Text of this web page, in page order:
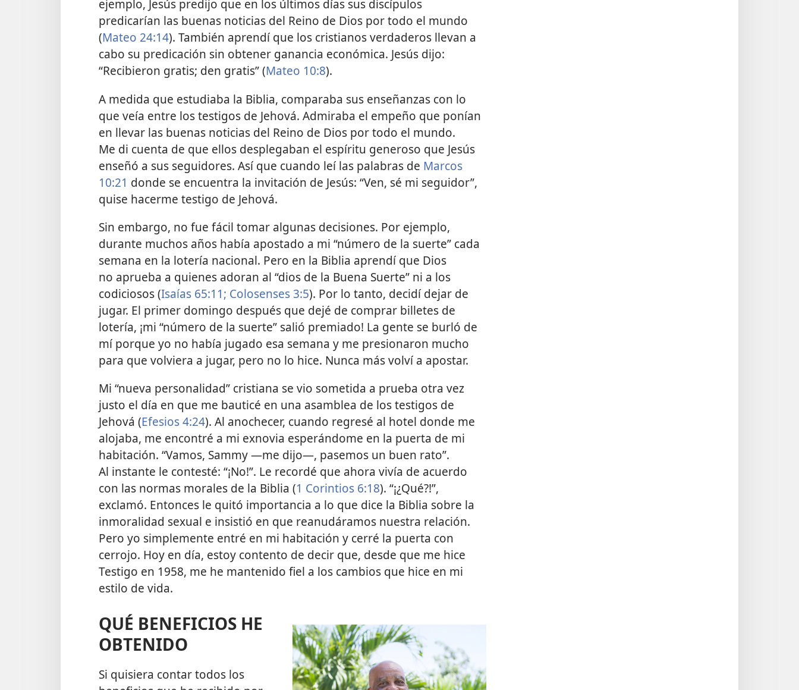
ejemplo, Jesús predijo que en los últimos días sus discípulos
predicarían las buenas noticias del Reino de Dios por todo el mundo
(Mateo 24:14). También aprendí que los cristianos verdaderos llevan a
cabo su predicación sin obtener ganancia económica. Jesús dijo:
“Recibieron gratis; den gratis” (Mateo 10:8).
A medida que estudiaba la Biblia, comparaba sus enseñanzas con lo
que veía entre los testigos de Jehová. Admiraba el empeño que ponían
en llevar las buenas noticias del Reino de Dios por todo el mundo.
Me di cuenta de que ellos desplegaban el espíritu generoso que Jesús
enseñó a sus seguidores. Así que cuando leí las palabras de Marcos
10:21 donde se encuentra la invitación de Jesús: “Ven, sé mi seguidor”,
quise hacerme testigo de Jehová.
Sin embargo, no fue fácil tomar algunas decisiones. Por ejemplo,
durante muchos años había apostado a mi “número de la suerte” cada
semana en la lotería nacional. Pero en la Biblia aprendí que Dios
no aprueba a quienes adoran al “dios de la Buena Suerte” ni a los
codiciosos (Isaías 65:11; Colosenses 3:5). Por lo tanto, decidí dejar de
jugar. El primer domingo después que dejé de comprar billetes de
lotería, ¡mi “número de la suerte” salió premiado! La gente se burló de
mí porque yo no había jugado esa semana y me presionaron mucho
para que volviera a jugar, pero no lo hice. Nunca más volví a apostar.
Mi “nueva personalidad” cristiana se vio sometida a prueba otra vez
justo el día en que me bauticé en una asamblea de los testigos de
Jehová (Efesios 4:24). Al anochecer, cuando regresé al hotel donde me
alojaba, me encontré a mi exnovia esperándome en la puerta de mi
habitación. “Vamos, Sammy —me dijo—, pasemos un buen rato”.
Al instante le contesté: “¡No!”. Le recordé que ahora vivía de acuerdo
con las normas morales de la Biblia (1 Corintios 6:18). “¡¿Qué?!”,
exclamó. Entonces le quitó importancia a lo que dice la Biblia sobre la
inmoralidad sexual e insistió en que reanudáramos nuestra relación.
Pero yo simplemente entré en mi habitación y cerré la puerta con
cerrojo. Hoy en día, estoy contento de decir que, desde que me hice
Testigo en 1958, me he mantenido fiel a los cambios que hice en mi
estilo de vida.
QUÉ BENEFICIOS HE
OBTENIDO
Si quisiera contar todos los